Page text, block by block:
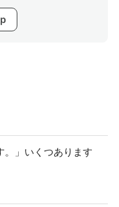
。」いくつあります